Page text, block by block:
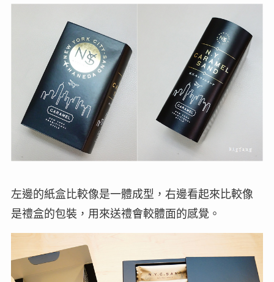
左邊的紙盒比較像是一體成型，右邊看起來比較像
是禮盒的包裝，用來送禮會較體面的感覺。